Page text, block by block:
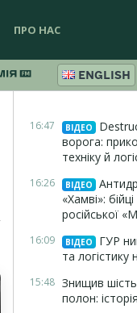
ПРО НАС
ENGLISH
16:47 ВІДЕО
ворога:
техніку й
16:26 ВІДЕО
«Хамві»:
російської
16:09 ВІДЕО
ГУР
та
15:48 Знищив
полон: